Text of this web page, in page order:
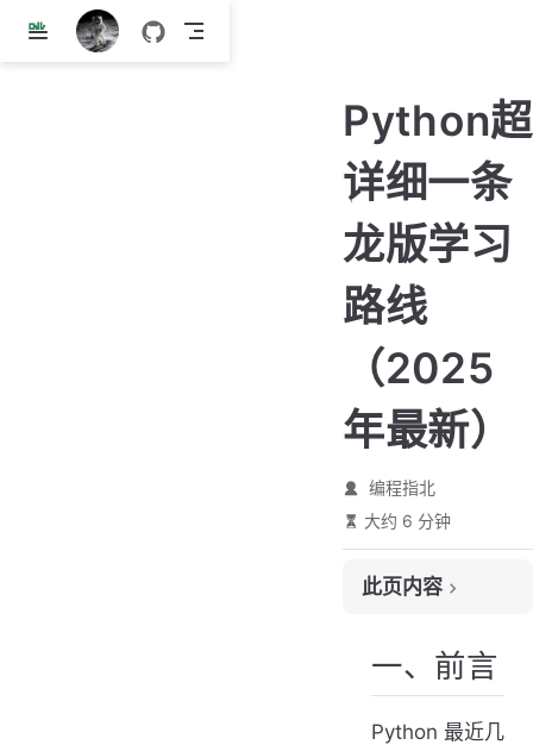
跳
至
Python超
详细一条
龙版学习
路线
（2025
年最新）
编程指北
大约 6 分钟
此页内容
二、 Python 简介
2.1 Python 的优点
2.2 Python的缺点
一、前言
Python 最近几